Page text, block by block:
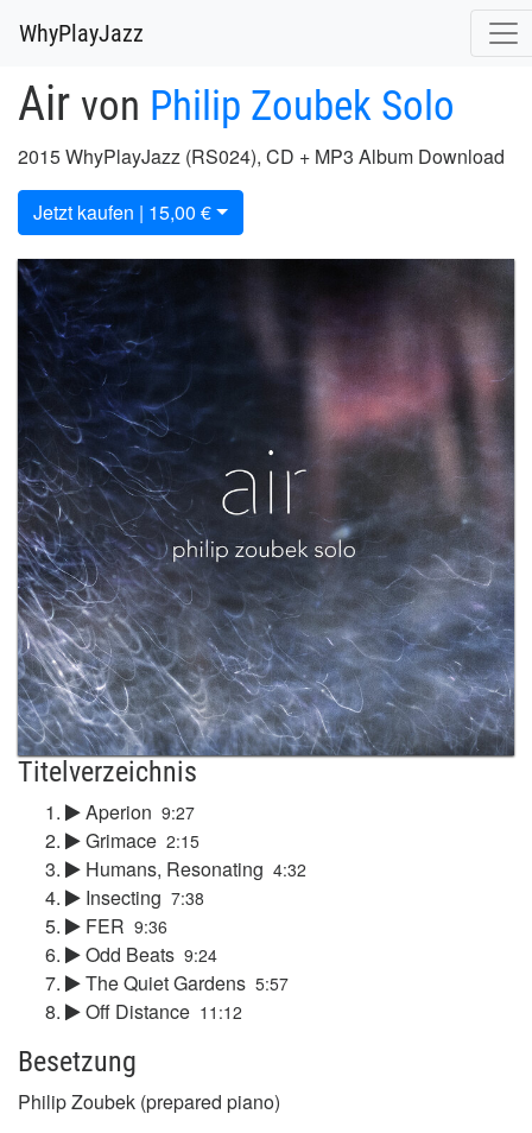
WhyPlayJazz
Air von Philip Zoubek Solo
2015 WhyPlayJazz (RS024), CD + MP3 Album Download
Jetzt kaufen | 15,00 €
Titelverzeichnis
Aperion 9:27
Grimace 2:15
Humans, Resonating 4:32
Insecting 7:38
FER 9:36
Odd Beats 9:24
The Quiet Gardens 5:57
Off Distance 11:12
Besetzung
Philip Zoubek (prepared piano)